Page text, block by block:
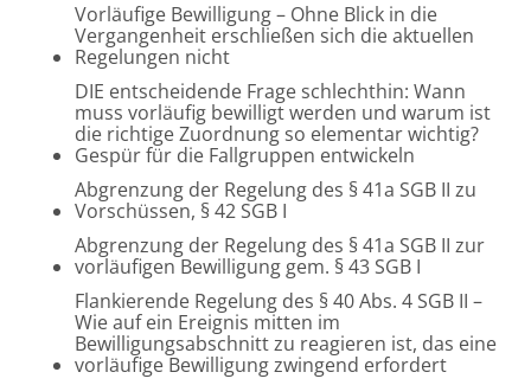
Vorläufige Bewilligung – Ohne Blick in die
Vergangenheit erschließen sich die aktuellen
Regelungen nicht
DIE entscheidende Frage schlechthin: Wann
muss vorläufig bewilligt werden und warum ist
die richtige Zuordnung so elementar wichtig?
Gespür für die Fallgruppen entwickeln
Abgrenzung der Regelung des § 41a SGB II zu
Vorschüssen, § 42 SGB I
Abgrenzung der Regelung des § 41a SGB II zur
vorläufigen Bewilligung gem. § 43 SGB I
Flankierende Regelung des § 40 Abs. 4 SGB II –
Wie auf ein Ereignis mitten im
Bewilligungsabschnitt zu reagieren ist, das eine
vorläufige Bewilligung zwingend erfordert